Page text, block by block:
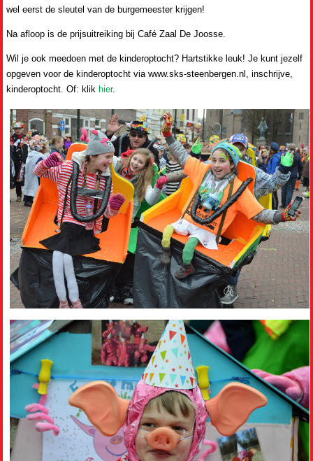
wel eerst de sleutel van de burgemeester krijgen!
Na afloop is de prijsuitreiking bij Café Zaal De Joosse.
Wil je ook meedoen met de kinderoptocht? Hartstikke leuk! Je kunt jezelf
opgeven voor de kinderoptocht via www.sks-steenbergen.nl, inschrijve,
kinderoptocht. Of: klikhier.